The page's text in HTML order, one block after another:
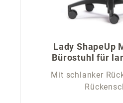
Lady ShapeUp
Bürostuhl für
Mit schlanker